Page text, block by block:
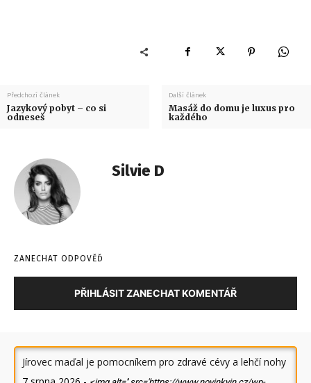
Předchozí článek
Jazykový pobyt – co si
odneseš
Další článek
Masáž do domu je luxus pro
každého
Silvie D
ZANECHAT ODPOVĚĎ
PŘIHLÁSIT ZANECHAT KOMENTÁŘ
Jírovec maďal je pomocníkem pro zdravé cévy a lehčí nohy